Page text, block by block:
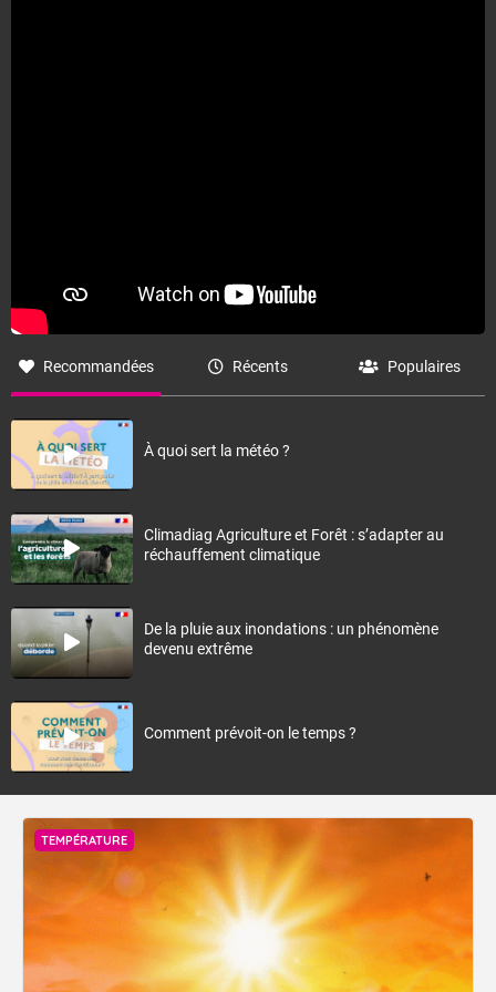
Recommandées Récents Populaires
À quoi sert la météo ?
Climadiag Agriculture et Forêt : s’adapter au
réchauffement climatique
De la pluie aux inondations : un phénomène
devenu extrême
Comment prévoit-on le temps ?
TEMPÉRATURE